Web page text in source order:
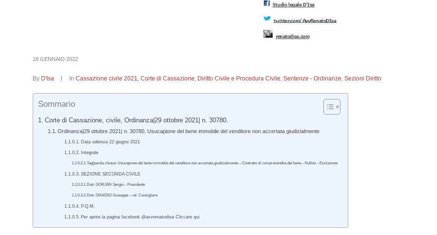
18 GENNAIO 2022
By D'Isa InCassazione civile 2021,Corte di Cassazione, Diritto Civile e Procedura Civile,Sentenze - Ordinanze,Sezioni Diritto
Sommario
Corte di Cassazione, civile, Ordinanza|29 ottobre 2021| n. 30780.
Ordinanza|29 ottobre 2021| n. 30780. Usucapione del bene immobile del venditore non accertata giudizialmente
Data udienza 22 giugno 2021
Integrale
Tag/parola chiave: Usucapione del bene immobile del venditore non accertata giudizialmente – Contratto di compravendita del bene – Nullità – Esclusione
SEZIONE SECONDA CIVILE
Dott. GORJAN Sergio – Presidente
Dott. GRASSO Giuseppe – rel. Consigliere
P.Q.M.
Per aprire la pagina facebook @avvrenatodisa Cliccare qui